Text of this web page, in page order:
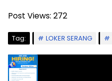
Post Views: 272
Tag: LOKER SERANG